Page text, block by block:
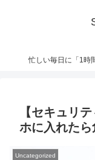
忙しい毎日に「1時
【セキュリ
ホに入れた
Uncategorized